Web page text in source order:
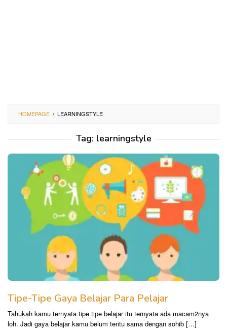
HOMEPAGE / LEARNINGSTYLE
Tag: learningstyle
Tipe-Tipe Gaya Belajar Para Pelajar
Tahukah kamu ternyata tipe tipe belajar itu ternyata ada macam2nya
loh. Jadi gaya belajar kamu belum tentu sama dengan sohib […]